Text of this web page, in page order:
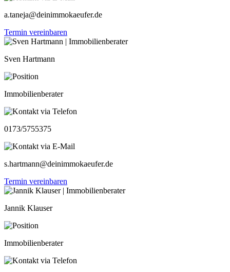
a.taneja@deinimmokaeufer.de
Termin vereinbaren
Sven Hartmann
Immobilienberater
0173/5755375
s.hartmann@deinimmokaeufer.de
Termin vereinbaren
Jannik Klauser
Immobilienberater